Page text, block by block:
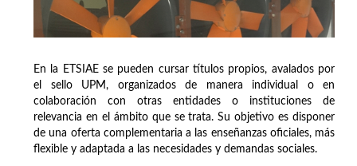
En la ETSIAE se pueden cursar títulos propios, avalados por
el sello UPM, organizados de manera individual o en
colaboración con otras entidades o instituciones de
relevancia en el ámbito que se trata. Su objetivo es disponer
de una oferta complementaria a las enseñanzas oficiales, más
flexible y adaptada a las necesidades y demandas sociales.